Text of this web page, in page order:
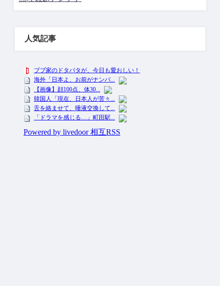
人気記事